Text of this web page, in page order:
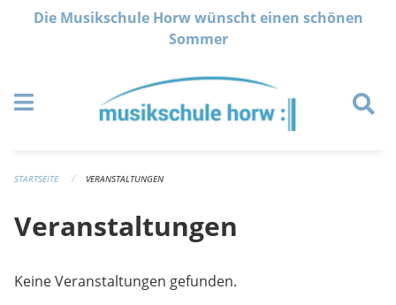
Navigation überspringen
Die Musikschule Horw wünscht einen schönen
Sommer
STARTSEITE VERANSTALTUNGEN
Veranstaltungen
Keine Veranstaltungen gefunden.